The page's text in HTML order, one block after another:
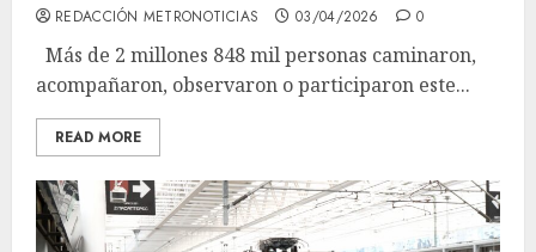
REDACCIÓN METRONOTICIAS 03/04/2026 0
Más de 2 millones 848 mil personas caminaron,
acompañaron, observaron o participaron este...
READ MORE